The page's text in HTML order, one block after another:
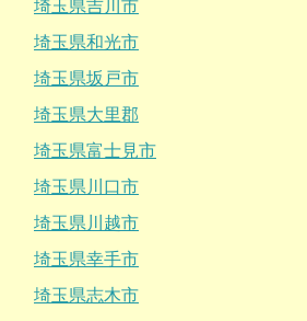
埼玉県吉川市
埼玉県和光市
埼玉県坂戸市
埼玉県大里郡
埼玉県富士見市
埼玉県川口市
埼玉県川越市
埼玉県幸手市
埼玉県志木市